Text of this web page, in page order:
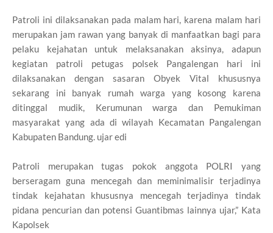
Patroli ini dilaksanakan pada malam hari, karena malam hari
merupakan jam rawan yang banyak di manfaatkan bagi para
pelaku kejahatan untuk melaksanakan aksinya, adapun
kegiatan patroli petugas polsek Pangalengan hari ini
dilaksanakan dengan sasaran Obyek Vital khususnya
sekarang ini banyak rumah warga yang kosong karena
ditinggal mudik, Kerumunan warga dan Pemukiman
masyarakat yang ada di wilayah Kecamatan Pangalengan
Kabupaten Bandung. ujar edi
Patroli merupakan tugas pokok anggota POLRI yang
berseragam guna mencegah dan meminimalisir terjadinya
tindak kejahatan khususnya mencegah terjadinya tindak
pidana pencurian dan potensi Guantibmas lainnya ujar,” Kata
Kapolsek